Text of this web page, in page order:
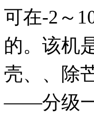
可在-2～
的。该机
壳、、
——分级